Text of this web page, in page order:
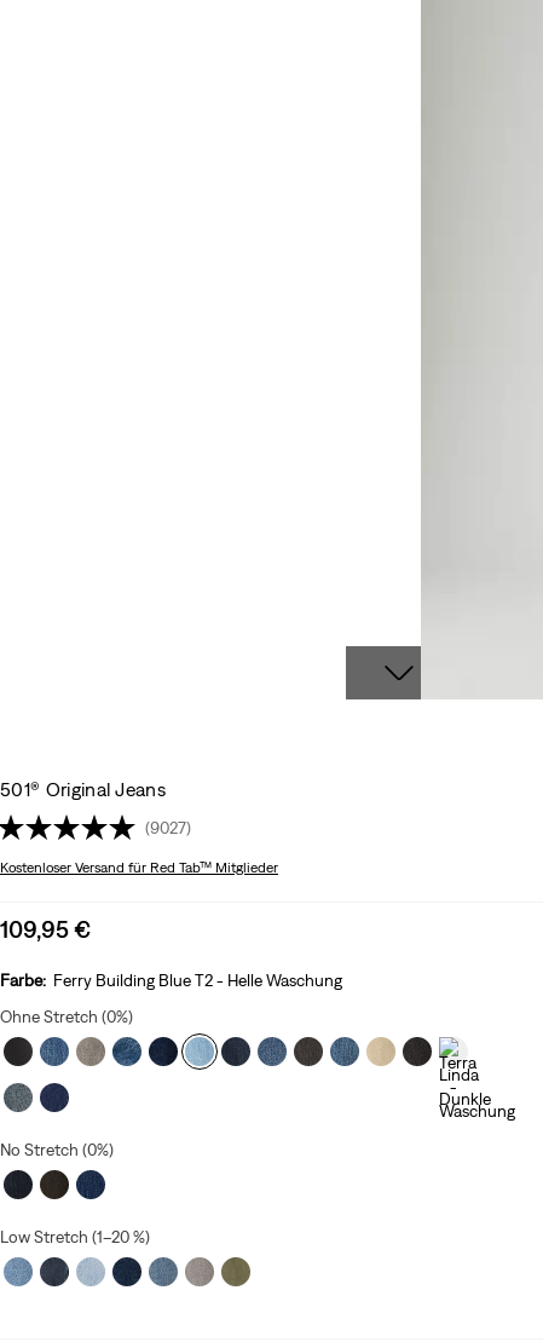
501® Original Jeans
(9027)
Kostenloser Versand für Red Tab™ Mitglieder
Sale
is
109,95 €
Farbe: Ferry Building Blue T2 - Helle Waschung
Ohne Stretch (0%)
No Stretch (0%)
Low Stretch (1–20 %)